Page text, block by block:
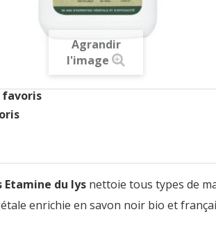
Agrandir
l'image
favoris
Etamine du lys nettoie tous types de
enrichie en savon noir bio et